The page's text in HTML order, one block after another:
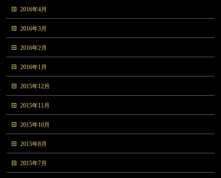
2016年4月
2016年3月
2016年2月
2016年1月
2015年12月
2015年11月
2015年10月
2015年8月
2015年7月